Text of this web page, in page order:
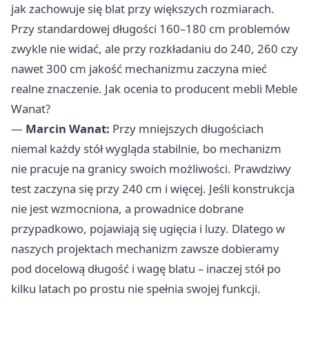
jak zachowuje się blat przy większych rozmiarach.
Przy standardowej długości 160–180 cm problemów
zwykle nie widać, ale przy rozkładaniu do 240, 260 czy
nawet 300 cm jakość mechanizmu zaczyna mieć
realne znaczenie. Jak ocenia to producent mebli Meble
Wanat?
— Marcin Wanat: Przy mniejszych długościach
niemal każdy stół wygląda stabilnie, bo mechanizm
nie pracuje na granicy swoich możliwości. Prawdziwy
test zaczyna się przy 240 cm i więcej. Jeśli konstrukcja
nie jest wzmocniona, a prowadnice dobrane
przypadkowo, pojawiają się ugięcia i luzy. Dlatego w
naszych projektach mechanizm zawsze dobieramy
pod docelową długość i wagę blatu – inaczej stół po
kilku latach po prostu nie spełnia swojej funkcji.